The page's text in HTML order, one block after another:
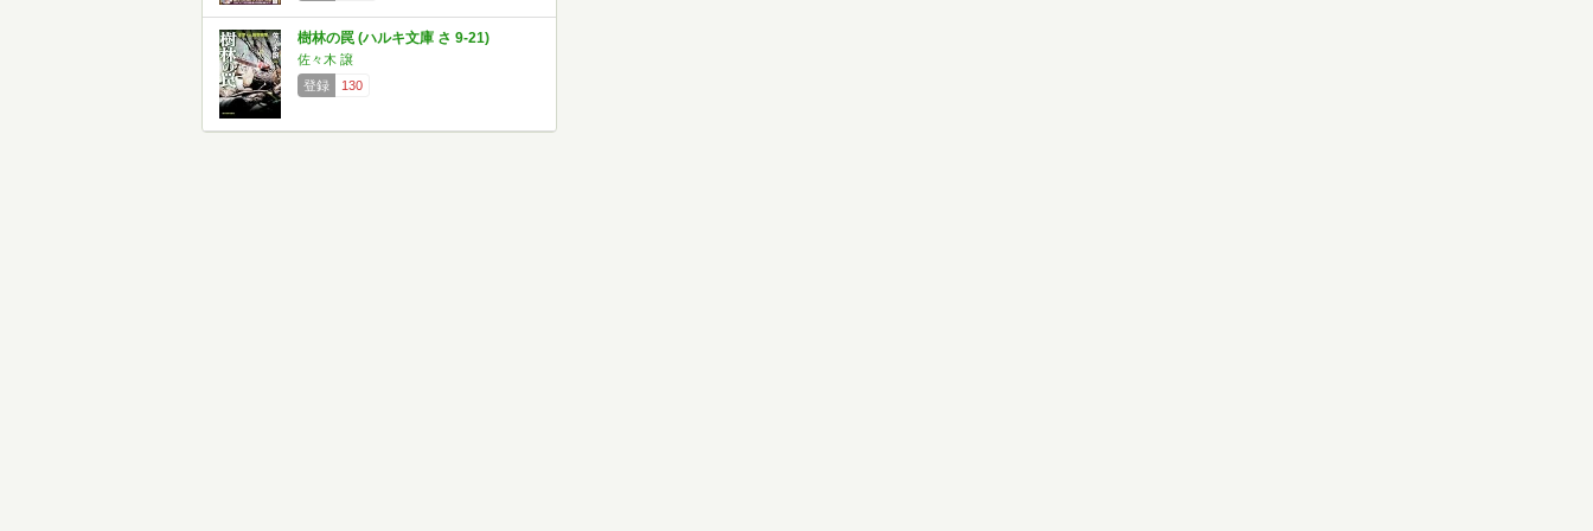
樹林の罠 (ハルキ文庫 さ 9-21)
佐々木 譲
登録
130